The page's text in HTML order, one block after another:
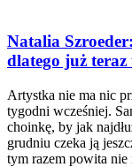
Natalia
dlatego już
Artystka nie ma nic
tygodni wcześniej.
choinkę, by jak
grudniu czeka ją
tym razem powita